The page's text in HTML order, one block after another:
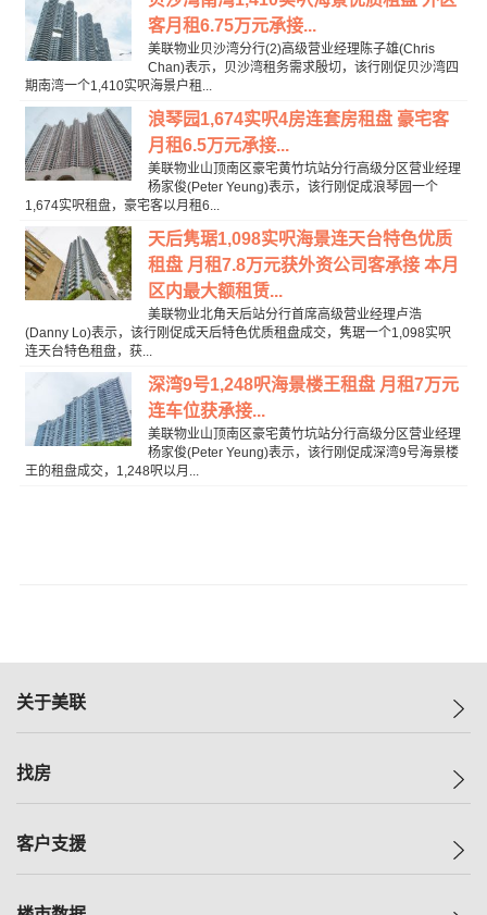
客月租6.75万元承接...
美联物业贝沙湾分行(2)高级营业经理陈子雄(Chris
Chan)表示，贝沙湾租务需求殷切，该行刚促贝沙湾四
期南湾一个1,410实呎海景户租...
浪琴园1,674实呎4房连套房租盘 豪宅客
月租6.5万元承接...
美联物业山顶南区豪宅黄竹坑站分行高级分区营业经理
杨家俊(Peter Yeung)表示，该行刚促成浪琴园一个
1,674实呎租盘，豪宅客以月租6...
天后隽琚1,098实呎海景连天台特色优质
租盘 月租7.8万元获外资公司客承接 本月
区内最大额租赁...
美联物业北角天后站分行首席高级营业经理卢浩
(Danny Lo)表示，该行刚促成天后特色优质租盘成交，隽琚一个1,098实呎
连天台特色租盘，获...
深湾9号1,248呎海景楼王租盘 月租7万元
连车位获承接...
美联物业山顶南区豪宅黄竹坑站分行高级分区营业经理
杨家俊(Peter Yeung)表示，该行刚促成深湾9号海景楼
王的租盘成交，1,248呎以月...
关于美联
美联集团
人才招募
找房
一手新房
客户支援
自助放盘